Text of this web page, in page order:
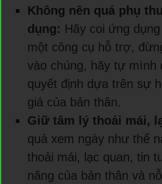
Không nên quá phụ
dụng: Hãy coi ứng
một công cụ hỗ trợ,
vào chúng, hãy tự mình
quyết định dựa trên sự
giá của bản thân.
Giữ tâm lý thoải mái,
quả xem ngày như thế
thoải mái, lạc quan, tin
năng của bản thân và